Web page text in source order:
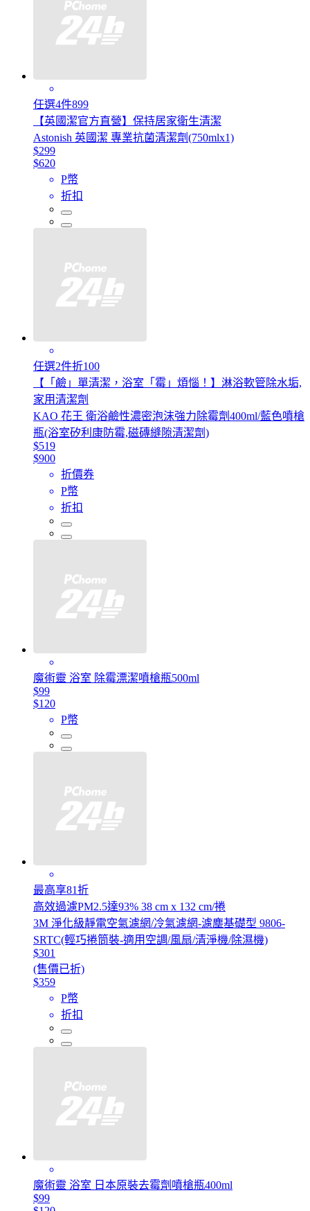
任選4件899
【英國潔官方直營】保持居家衛生清潔
Astonish 英國潔 專業抗菌清潔劑(750mlx1)
$299
$620
P幣
折扣
任選2件折100
【「鹼」單清潔，浴室「霉」煩惱！】淋浴軟管除水垢,
家用清潔劑
KAO 花王 衛浴鹼性濃密泡沫強力除霉劑400ml/藍色噴槍
瓶(浴室矽利康防霉,磁磚縫隙清潔劑)
$519
$900
折價券
P幣
折扣
魔術靈 浴室 除霉漂潔噴槍瓶500ml
$99
$120
P幣
最高享81折
高效過濾PM2.5達93% 38 cm x 132 cm/捲
3M 淨化級靜電空氣濾網/冷氣濾網-濾塵基礎型 9806-
SRTC(輕巧捲筒裝-適用空調/風扇/清淨機/除濕機)
$301
(售價已折)
$359
P幣
折扣
魔術靈 浴室 日本原裝去霉劑噴槍瓶400ml
$99